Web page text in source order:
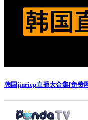
韩国jinricp直播大合集[免费